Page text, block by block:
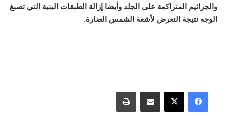
والجراثيم المتراكمة على الجلد وأيضا إزالة الطبقات البنية التي تصبغ
الوجه نتيجة التعرض لأشعة الشمس الضارة.
مشاركة عبر البريد طباعة